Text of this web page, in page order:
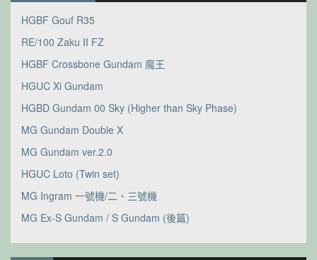
HGBF Gouf R35
RE/100 Zaku II FZ
HGBF Crossbone Gundam 魔王
HGUC Xi Gundam
HGBD Gundam 00 Sky (Higher than Sky Phase)
MG Gundam Double X
MG Gundam ver.2.0
HGUC Loto (Twin set)
MG Ingram 一號機/二、三號機
MG Ex-S Gundam / S Gundam (後篇)